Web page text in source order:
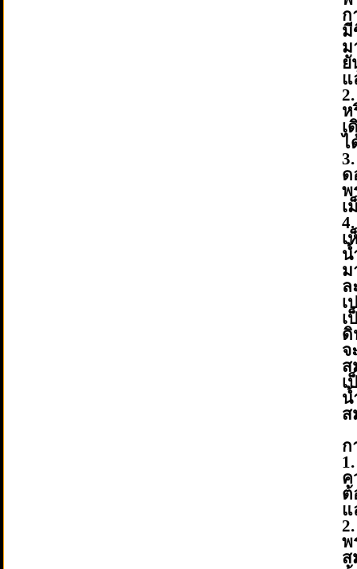
ก
มี
ม
ยั
แ
ห
เ
ไ
ด
พ
เ
เ
น้
ม
ล
เ
ดิ
จ
ส
ส
ก
ค
ต้
แ
พ
ส